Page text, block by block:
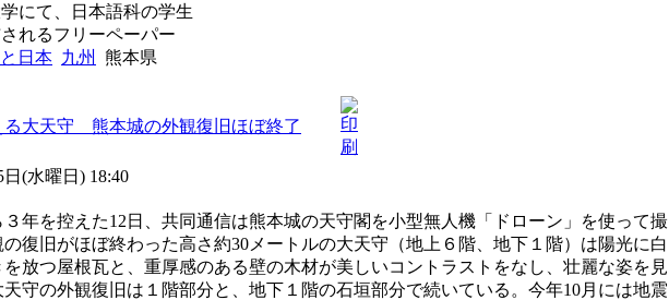
にて、日本語科の学生
れるフリーペーパー
日本 九州
熊本県
る大天守 熊本城の外観復旧ほぼ終了
日(水曜日) 18:40
年を控えた12日、共同通信は熊本城の天守閣を小型無人機「ドローン」を使って撮
復旧がほぼ終わった高さ約30メートルの大天守（地上６階、地下１階）は陽光に白
を放つ屋根瓦と、重厚感のある壁の木材が美しいコントラストをなし、壮麗な姿を見
守の外観復旧は１階部分と、地下１階の石垣部分で続いている。今年10月には地震